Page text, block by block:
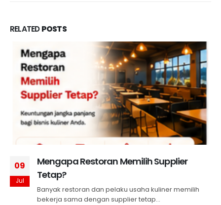
RELATEDPOSTS
09
Jul
Mengapa Restoran Memilih Supplier
Tetap?
Banyak restoran dan pelaku usaha kuliner memilih
bekerja sama dengan supplier tetap...